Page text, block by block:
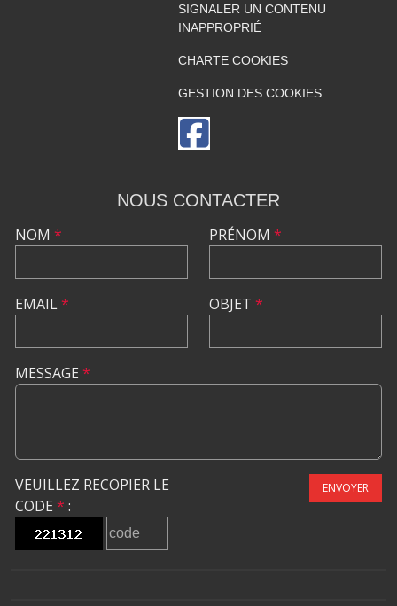
SIGNALER UN CONTENU
INAPPROPRIÉ
CHARTE COOKIES
GESTION DES COOKIES
NOUS CONTACTER
NOM *
EMAIL*
PRÉNOM *
OBJET *
MESSAGE *
VEUILLEZ RECOPIER LE
CODE * :
ENVOYER